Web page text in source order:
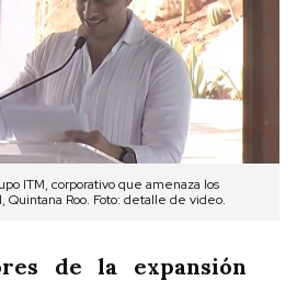
ITM, corporativo que amenaza los
Roo. Foto: detalle de video.
de la expansión